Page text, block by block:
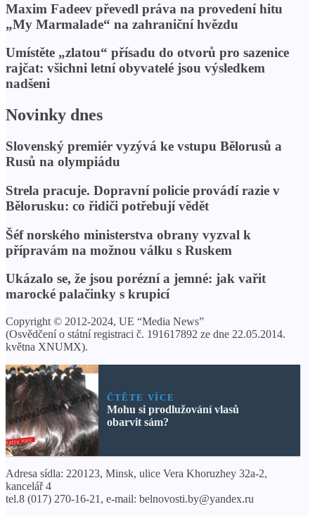
Maxim Fadeev převedl práva na provedení hitu
„My Marmalade“ na zahraniční hvězdu
Umístěte „zlatou“ přísadu do otvorů pro sazenice
rajčat: všichni letní obyvatelé jsou výsledkem
nadšeni
Novinky dnes
Slovenský premiér vyzývá ke vstupu Bělorusů a
Rusů na olympiádu
Strela pracuje. Dopravní policie provádí razie v
Bělorusku: co řidiči potřebují vědět
Šéf norského ministerstva obrany vyzval k
přípravám na možnou válku s Ruskem
Ukázalo se, že jsou porézní a jemné: jak vařit
marocké palačinky s krupicí
Copyright © 2012-2024, UE “Media News”
(Osvědčení o státní registraci č. 191617892 ze dne 22.05.2014.
května XNUMX).
ČTĚTE VÍCE
Mohu si prodlužování vlasů
obarvit sám?
Adresa sídla: 220123, Minsk, ulice Vera Khoruzhey 32a-2,
kancelář 4
tel.8 (017) 270-16-21, e-mail: belnovosti.by@yandex.ru